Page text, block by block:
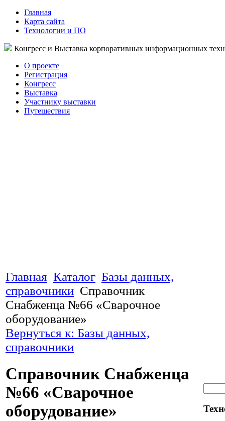
Главная
Карта сайта
Технологии и ПО
Конгресс и Выставка корпоративных информационных
О проекте
Регистрация
Конгресс
Выставка
Участнику выставки
Путешествия
Главная Каталог Базы данных,
справочники Справочник
Снабженца №66 «Сварочное
оборудование»
Вернуться к: Базы данных,
справочники
Справочник Снабженца
№66 «Сварочное
оборудование»